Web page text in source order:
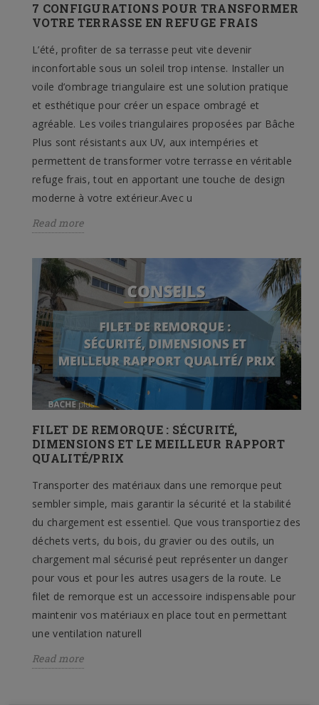
7 CONFIGURATIONS POUR TRANSFORMER
VOTRE TERRASSE EN REFUGE FRAIS
L’été, profiter de sa terrasse peut vite devenir
inconfortable sous un soleil trop intense. Installer un
voile d’ombrage triangulaire est une solution pratique
et esthétique pour créer un espace ombragé et
agréable. Les voiles triangulaires proposées par Bâche
Plus sont résistants aux UV, aux intempéries et
permettent de transformer votre terrasse en véritable
refuge frais, tout en apportant une touche de design
moderne à votre extérieur.Avec u
Read more
FILET DE REMORQUE : SÉCURITÉ,
DIMENSIONS ET LE MEILLEUR RAPPORT
QUALITÉ/PRIX
Transporter des matériaux dans une remorque peut
sembler simple, mais garantir la sécurité et la stabilité
du chargement est essentiel. Que vous transportiez des
déchets verts, du bois, du gravier ou des outils, un
chargement mal sécurisé peut représenter un danger
pour vous et pour les autres usagers de la route. Le
filet de remorque est un accessoire indispensable pour
maintenir vos matériaux en place tout en permettant
une ventilation naturell
Read more